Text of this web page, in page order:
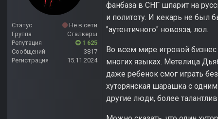
Статус
Не в сети
Группа
Сталкеры
Репутация
1 625
Сообщений
3817
Регистрация
15.11.2024
фанбаза в СНГ шпарит на
и политоту. И кекарь не был
"аутентичного" новояза, лол.
Во всем мире игровой
многих языках. Метелица
даже ребенок смог играть
хуторянская шарашка с
другие люди, более